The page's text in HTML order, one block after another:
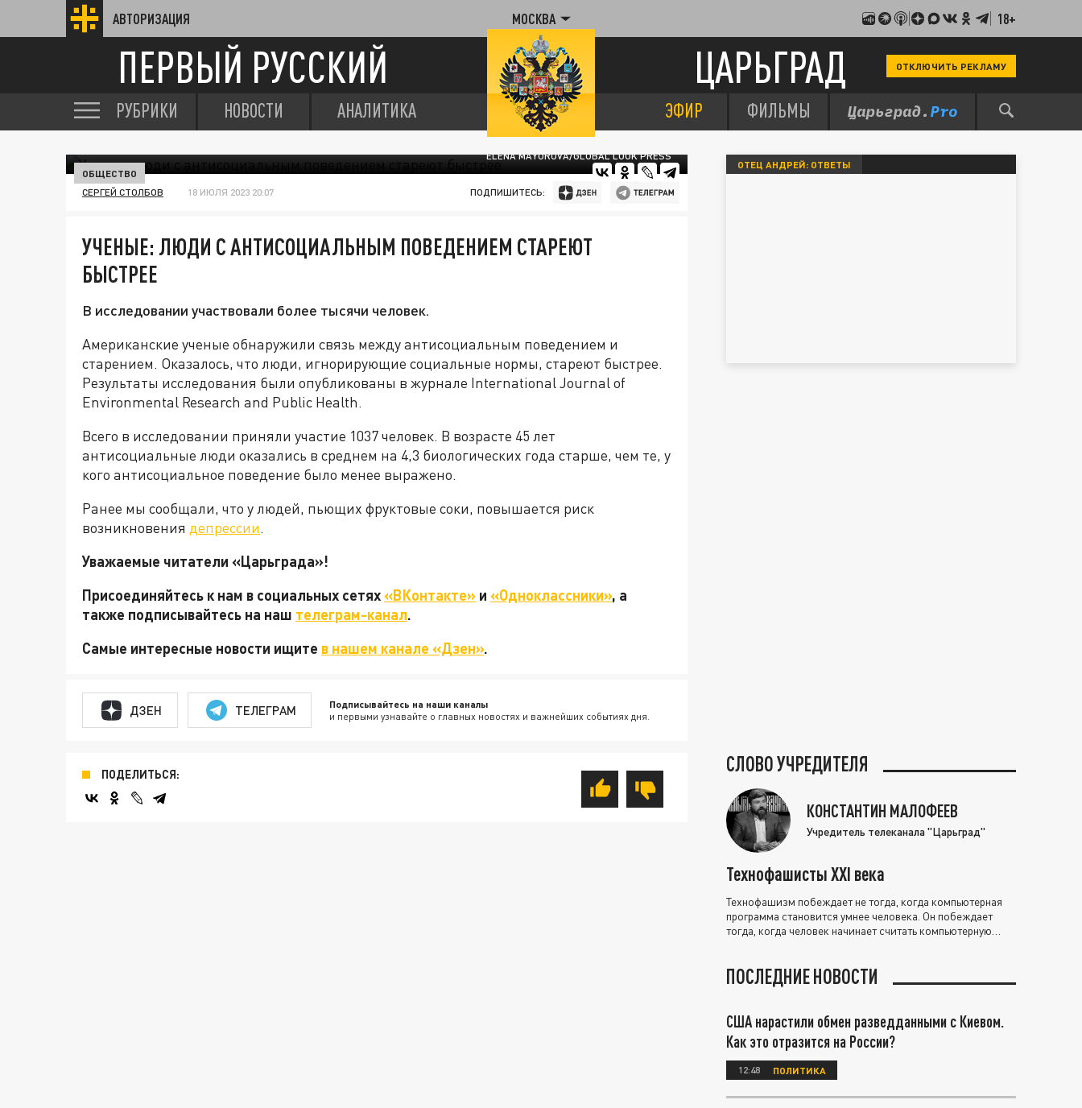
АВТОРИЗАЦИЯ МОСКВА 18+
ПЕРВЫЙ РУССКИЙ ЦАРЬГРАД ОТКЛЮЧИТЬ РЕКЛАМУ
РУБРИКИ НОВОСТИ АНАЛИТИКА ЭФИР ФИЛЬМЫ
ELENA MAYOROVA/GLOBAL LOOK PRESS
ОБЩЕСТВО
СЕРГЕЙ СТОЛБОВ 18 ИЮЛЯ 2023 20:07 ПОДПИШИТЕСЬ:
УЧЕНЫЕ: ЛЮДИ С АНТИСОЦИАЛЬНЫМ ПОВЕДЕНИЕМ СТАРЕЮТ
БЫСТРЕЕ
В исследовании участвовали более тысячи человек.
Американские ученые обнаружили связь между антисоциальным поведением и
старением. Оказалось, что люди, игнорирующие социальные нормы, стареют быстрее.
Результаты исследования были опубликованы в журнале International Journal of
Environmental Research and Public Health.
Всего в исследовании приняли участие 1037 человек. В возрасте 45 лет
антисоциальные люди оказались в среднем на 4,3 биологических года старше, чем те, у
кого антисоциальное поведение было менее выражено.
Ранее мы сообщали, что у людей, пьющих фруктовые соки, повышается риск
возникновения депрессии.
Уважаемые читатели «Царьграда»!
Присоединяйтесь к нам в социальных сетях«ВКонтакте» и «Одноклассники», а
также подписывайтесь на наш телеграм-канал.
Самые интересные новости ищите в нашем канале «Дзен».
ДЗЕН ТЕЛЕГРАМ Подписывайтесь на наши каналы
и первыми узнавайте о главных новостях и важнейших событиях дня.
ПОДЕЛИТЬСЯ:
ОТЕЦ АНДРЕЙ: ОТВЕТЫ
СЛОВО УЧРЕДИТЕЛЯ
КОНСТАНТИН МАЛОФЕЕВ
Учредитель телеканала "Царьград"
Технофашисты XXI века
Технофашизм побеждает не тогда, когда компьютерная
программа становится умнее человека. Он побеждает
тогда, когда человек начинает считать компьютерную
ПОСЛЕДНИЕ НОВОСТИ
США нарастили обмен разведданными с Киевом.
Как это отразится на России?
12:48 ПОЛИТИКА